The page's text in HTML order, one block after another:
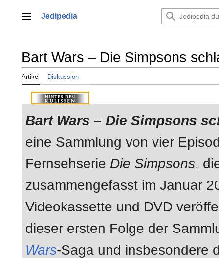
springenHauptmenü
Jedipedia
Bart Wars – Die Simpsons
Artikel Diskussion
Bart Wars – Die Simpsons
eine Sammlung von vier
Fernsehserie Die Simpsons,
zusammengefasst im Januar
Videokassette und DVD
dieser ersten Folge der
Wars-Saga und insbesondere